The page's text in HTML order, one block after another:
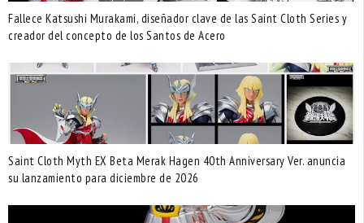
Fallece Katsushi Murakami, diseñador clave de las Saint Cloth Series y
creador del concepto de los Santos de Acero
Saint Cloth Myth EX Beta Merak Hagen 40th Anniversary Ver. anuncia
su lanzamiento para diciembre de 2026